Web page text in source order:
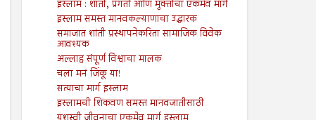
इस्लाम : शांती, प्रगती आणि मुक्तीचा एकमेव मार्ग
इस्लाम समस्त मानवकल्याणाचा उद्धारक
समाजात शांती प्रस्थापनेकरिता सामाजिक विवेक
आवश्यक
अल्लाह संपूर्ण विश्वाचा मालक
चला मनं जिंकू या!
सत्याचा मार्ग इस्लाम
इस्लामची शिकवण समस्त मानवजातीसाठी